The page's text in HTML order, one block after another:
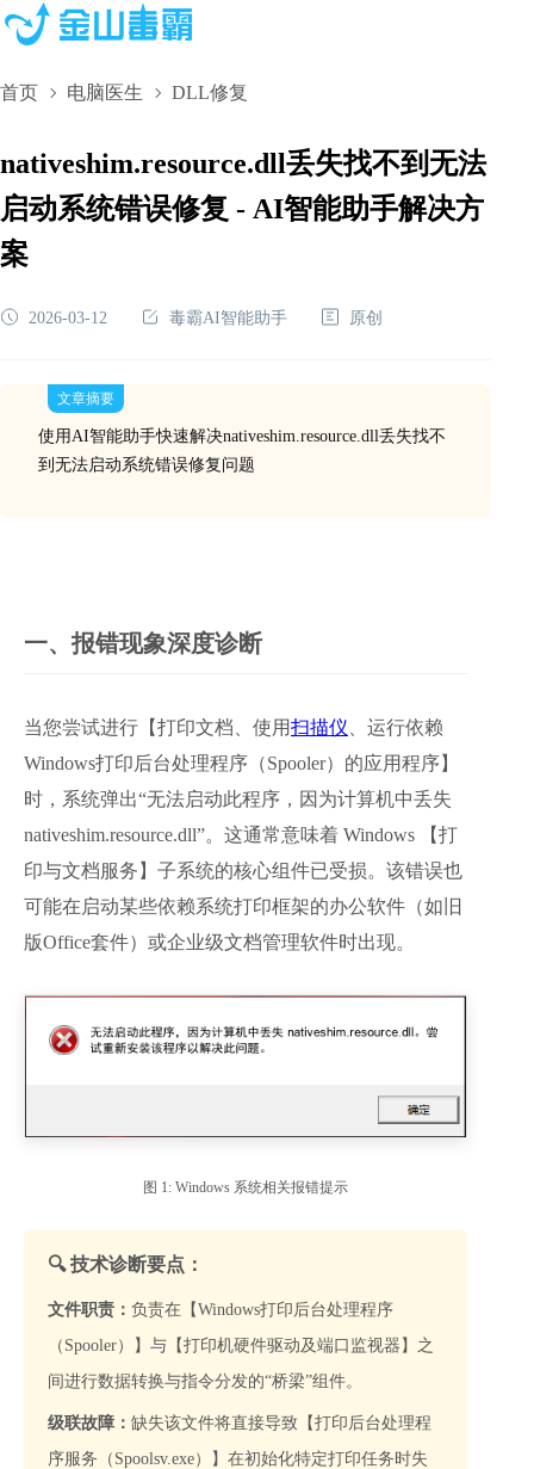
首页 电脑医生 DLL修复
nativeshim.resource.dll丢失找不到无法
启动系统错误修复 - AI智能助手解决方
案
2026-03-12 毒霸AI智能助手 原创
文章摘要
使用AI智能助手快速解决nativeshim.resource.dll丢失找不
到无法启动系统错误修复问题
一、报错现象深度诊断
当您尝试进行【打印文档、使用扫描仪 、运行依赖
Windows打印后台处理程序（Spooler）的应用程序】
时，系统弹出“无法启动此程序，因为计算机中丢失
nativeshim.resource.dll”。这通常意味着 Windows 【打
印与文档服务】子系统的核心组件已受损。该错误也
可能在启动某些依赖系统打印框架的办公软件（如旧
版Office套件）或企业级文档管理软件时出现。
图 1: Windows 系统相关报错提示
🔍 技术诊断要点：
文件职责： 负责在【Windows打印后台处理程序
（Spooler）】与【打印机硬件驱动及端口监视器】之
间进行数据转换与指令分发的“桥梁”组件。
级联故障： 缺失该文件将直接导致【打印后台处理程
序服务（Spoolsv.exe）】在初始化特定打印任务时失